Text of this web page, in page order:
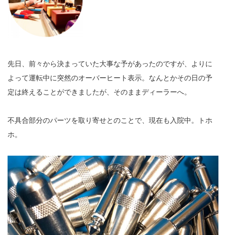
先日、前々から決まっていた大事な予があったのですが、よりに
よって運転中に突然のオーバーヒート表示。なんとかその日の予
定は終えることができましたが、そのままディーラーへ。
不具合部分のパーツを取り寄せとのことで、現在も入院中。トホ
ホ。